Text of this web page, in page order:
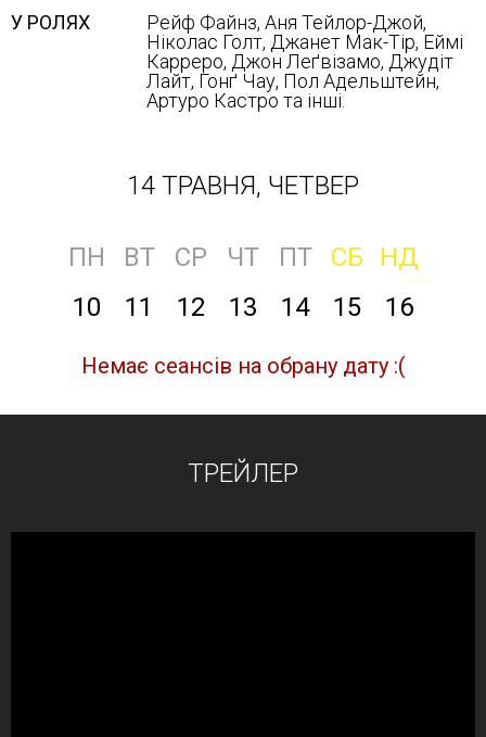
У РОЛЯХ
Рейф Файнз, Аня Тейлор-Джой,
Ніколас Голт, Джанет Мак-Тір, Еймі
Карреро, Джон Леґвізамо, Джудіт
Лайт, Гонґ Чау, Пол Адельштейн,
Артуро Кастро та інші.
14 ТРАВНЯ, ЧЕТВЕР
ПН ВТ СР ЧТ ПТ СБ
НД
10
11 12 13 14 15 16
Немає сеансів на обрану дату :(
ТРЕЙЛЕР